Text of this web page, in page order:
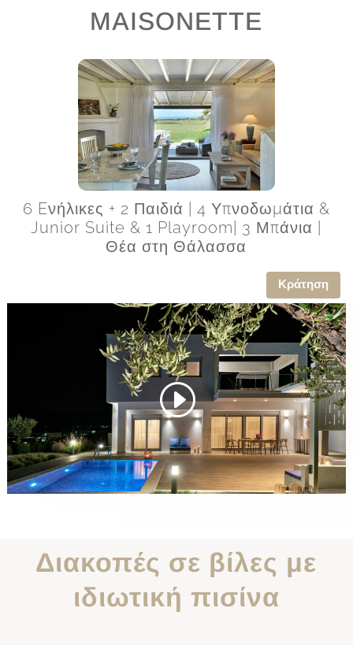
MAISONETTE
6 Eνήλικες + 2 Παιδιά | 4 Υπνοδωμάτια &
Junior Suite & 1 Playroom| 3 Μπάνια |
Θέα στη Θάλασσα
Κράτηση
Διακοπές σε βίλες με
ιδιωτική πισίνα